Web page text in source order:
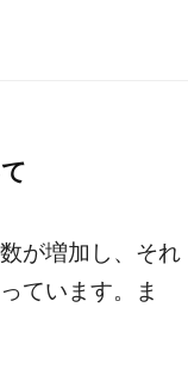
が増加し、それ
ています。ま